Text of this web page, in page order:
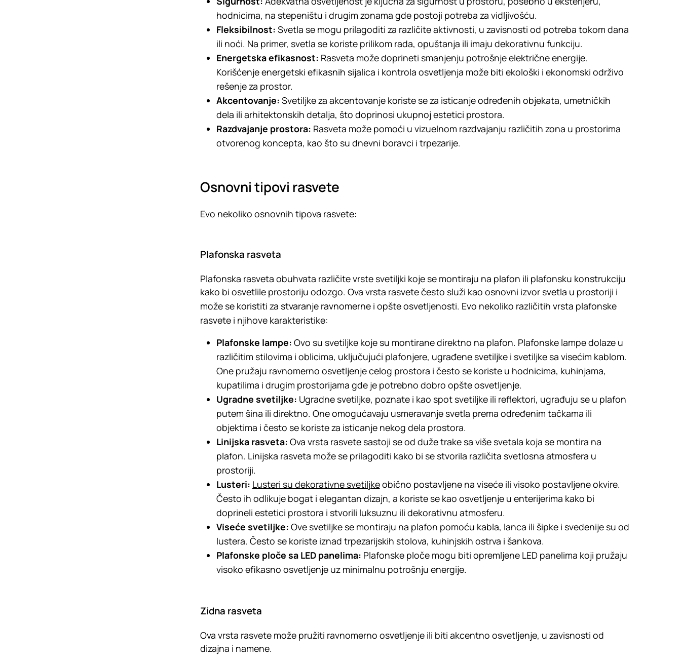
hodnicima, na stepeništu i drugim zonama gde postoji potreba za vidljivošću.
Fleksibilnost: Svetla se mogu prilagoditi za različite aktivnosti, u zavisnosti od potreba tokom dana
ili noći. Na primer, svetla se koriste prilikom rada, opuštanja ili imaju dekorativnu funkciju.
Energetska efikasnost: Rasveta može doprineti smanjenju potrošnje električne energije.
Korišćenje energetski efikasnih sijalica i kontrola osvetljenja može biti ekološki i ekonomski održivo
rešenje za prostor.
Akcentovanje: Svetiljke za akcentovanje koriste se za isticanje određenih objekata, umetničkih
dela ili arhitektonskih detalja, što doprinosi ukupnoj estetici prostora.
Razdvajanje prostora: Rasveta može pomoći u vizuelnom razdvajanju različitih zona u prostorima
otvorenog koncepta, kao što su dnevni boravci i trpezarije.
Osnovni tipovi rasvete
Evo nekoliko osnovnih tipova rasvete:
Plafonska rasveta
Plafonska rasveta obuhvata različite vrste svetiljki koje se montiraju na plafon ili plafonsku konstrukciju
kako bi osvetlile prostoriju odozgo. Ova vrsta rasvete često služi kao osnovni izvor svetla u prostoriji i
može se koristiti za stvaranje ravnomerne i opšte osvetljenosti. Evo nekoliko različitih vrsta plafonske
rasvete i njihove karakteristike:
Plafonske lampe: Ovo su svetiljke koje su montirane direktno na plafon. Plafonske lampe dolaze u
različitim stilovima i oblicima, uključujući plafonjere, ugrađene svetiljke i svetiljke sa visećim kablom.
One pružaju ravnomerno osvetljenje celog prostora i često se koriste u hodnicima, kuhinjama,
kupatilima i drugim prostorijama gde je potrebno dobro opšte osvetljenje.
Ugradne svetiljke: Ugradne svetiljke, poznate i kao spot svetiljke ili reflektori, ugrađuju se u plafon
putem šina ili direktno. One omogućavaju usmeravanje svetla prema određenim tačkama ili
objektima i često se koriste za isticanje nekog dela prostora.
Linijska rasveta: Ova vrsta rasvete sastoji se od duže trake sa više svetala koja se montira na
plafon. Linijska rasveta može se prilagoditi kako bi se stvorila različita svetlosna atmosfera u
prostoriji.
Lusteri: Lusteri su dekorativne svetiljkeobično postavljene na viseće ili visoko postavljene okvire.
Često ih odlikuje bogat i elegantan dizajn, a koriste se kao osvetljenje u enterijerima kako bi
doprineli estetici prostora i stvorili luksuznu ili dekorativnu atmosferu.
Viseće svetiljke: Ove svetiljke se montiraju na plafon pomoću kabla, lanca ili šipke i svedenije su od
lustera. Često se koriste iznad trpezarijskih stolova, kuhinjskih ostrva i šankova.
Plafonske ploče sa LED panelima: Plafonske ploče mogu biti opremljene LED panelima koji pružaju
visoko efikasno osvetljenje uz minimalnu potrošnju energije.
Zidna rasveta
Ova vrsta rasvete može pružiti ravnomerno osvetljenje ili biti akcentno osvetljenje, u zavisnosti od
dizajna i namene.